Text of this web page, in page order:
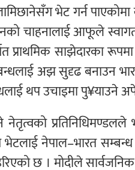
भेट गर्न
चाहनालाई आफूले
प्राथमिक साझेदारका
अझ सुदृढ बनाउन
थप उचाइमा पु¥याउने
नेतृत्वको
भेटलाई नेपाल–भारत
छ । मोदीले